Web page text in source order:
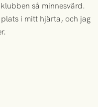
så minnesvärd.
i mitt hjärta, och jag